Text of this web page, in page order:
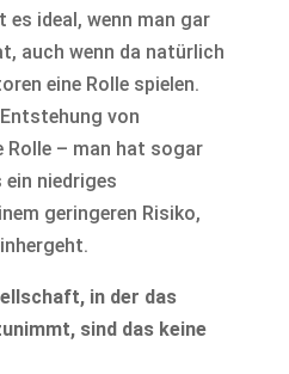
ideal, wenn man gar
auch wenn da natürlich
eine Rolle spielen.
von
Rolle – man hat sogar
niedriges
geringeren Risiko,
in der das
sind das keine